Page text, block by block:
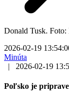
Donald Tusk. Foto:
2026-02-19
Minúta
|
2026-02-19
Poľsko je